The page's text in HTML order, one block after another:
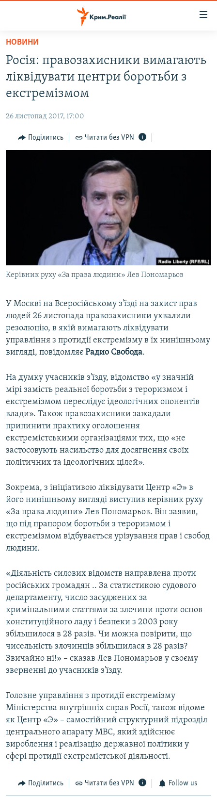
Перейти
основного
матеріалу
до
основної
Перейти
до
ВОДА.КРИМ
ВІДЕО ТА ФОТО
БЛОГИ
ПОГЛЯД
СВІДЧЕННЯ ОКУПАЦІЇ
УКРАЇНСЬКА ПРОБЛЕМА КРИМУ
ІНФОГРАФІКА
ЯК ОБІЙТИ БЛОКУВАННЯ
Qırımtatar
ДОЛУЧАЙСЯ!
Усі сайти RFE/RL
НОВИНИ
Росія: правозахисники вимагають
ліквідувати центри боротьби з
екстремізмом
26 листопад 2017, 17:00
Поділитись Читати без VPN
Керівник руху «За права людини» Лев Пономарьов
У Москві на Всеросійському з'їзді на захист прав
людей 26 листопада правозахисники ухвалили
резолюцію, в якій вимагають ліквідувати
управління з протидії екстремізму в їх нинішньому
вигляді, повідомляє Радио Свобода.
На думку учасників з'їзду, відомство «у значній
мірі замість реальної боротьби з тероризмом і
екстремізмом переслідує ідеологічних опонентів
влади». Також правозахисники зажадали
припинити практику оголошення
екстремістськими організаціями тих, що «не
застосовують насильство для досягнення своїх
політичних та ідеологічних цілей».
Зокрема, з ініціативою ліквідувати Центр «Э» в
його нинішньому вигляді виступив керівник руху
«За права людини» Лев Пономарьов. Він заявив,
що під прапором боротьби з тероризмом і
екстремізмом відбувається урізування прав і свобод
людини.
«Діяльність силових відомств направлена проти
російських громадян .. За статистикою судового
департаменту, число засуджених за
кримінальними статтями за злочини проти основ
конституційного ладу і безпеки з 2003 року
збільшилося в 28 разів. Чи можна повірити, що
чисельність злочинців збільшилася в 28 разів?
Звичайно ні!» – сказав Лев Пономарьов у своєму
зверненні до учасників з'їзду.
Головне управління з протидії екстремізму
Міністерства внутрішніх справ Росії, також відоме
як Центр «Э» – самостійний структурний підрозділ
центрального апарату МВС, який здійснює
вироблення і реалізацію державної політики у
сфері протидії екстремістської діяльності.
Поділитись Читати без VPN Follow us